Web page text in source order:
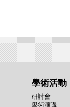
學術活動
研討會
學術演講